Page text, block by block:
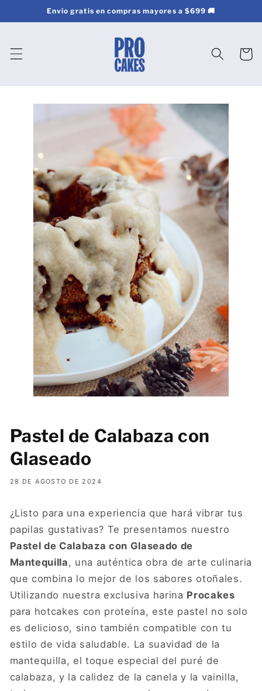
directamente
al contenido
Envío gratis en compras mayores a $699 🚚
Carrito
Pastel de Calabaza con
Glaseado
28 DE AGOSTO DE 2024
¿Listo para una experiencia que hará vibrar tus
papilas gustativas? Te presentamos nuestro
Pastel de Calabaza con Glaseado de
Mantequilla, una auténtica obra de arte culinaria
que combina lo mejor de los sabores otoñales.
Utilizando nuestra exclusiva harina Procakes
para hotcakes con proteína, este pastel no solo
es delicioso, sino también compatible con tu
estilo de vida saludable. La suavidad de la
mantequilla, el toque especial del puré de
calabaza, y la calidez de la canela y la vainilla,